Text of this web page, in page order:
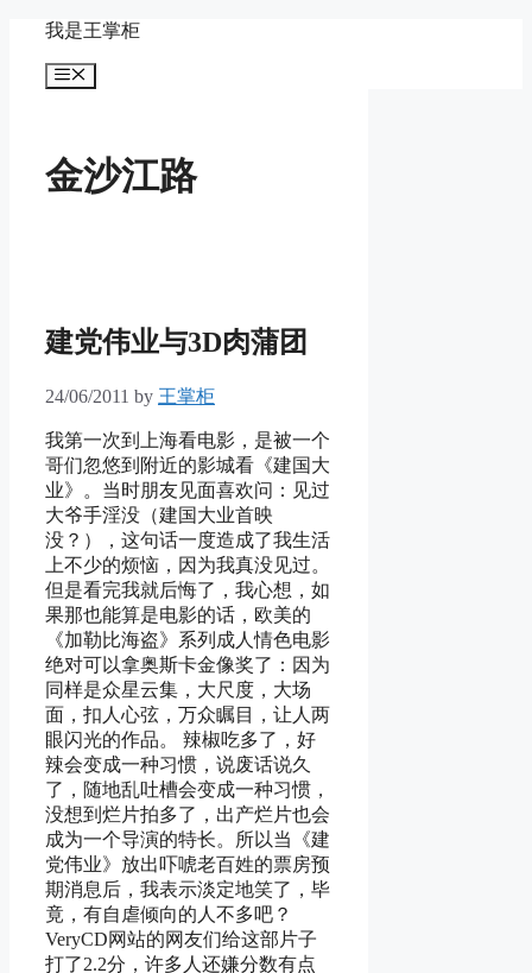
content
我是王掌柜
Menu
金沙江路
建党伟业与3D肉蒲团
24/06/2011 by 王掌柜
我第一次到上海看电影，是被一个
哥们忽悠到附近的影城看《建国大
业》。当时朋友见面喜欢问：见过
大爷手淫没（建国大业首映
没？），这句话一度造成了我生活
上不少的烦恼，因为我真没见过。
但是看完我就后悔了，我心想，如
果那也能算是电影的话，欧美的
《加勒比海盗》系列成人情色电影
绝对可以拿奥斯卡金像奖了：因为
同样是众星云集，大尺度，大场
面，扣人心弦，万众瞩目，让人两
眼闪光的作品。 辣椒吃多了，好
辣会变成一种习惯，说废话说久
了，随地乱吐槽会变成一种习惯，
没想到烂片拍多了，出产烂片也会
成为一个导演的特长。所以当《建
党伟业》放出吓唬老百姓的票房预
期消息后，我表示淡定地笑了，毕
竟，有自虐倾向的人不多吧？
VeryCD网站的网友们给这部片子
打了2.2分，许多人还嫌分数有点